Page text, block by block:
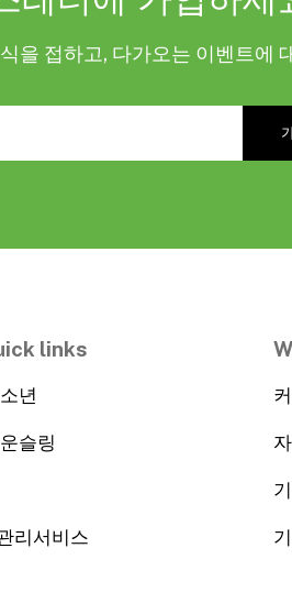
을 접하고, 다가오는 이벤트에
links
년
슬링
리서비스